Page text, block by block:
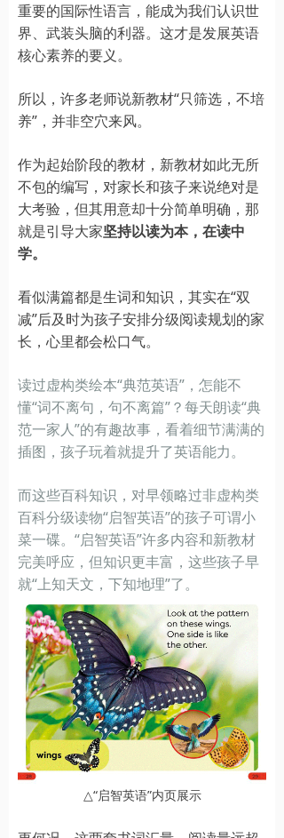
重要的国际性语言，能成为我们认识世
界、武装头脑的利器。这才是发展英语
核心素养的要义。
所以，许多老师说新教材“只筛选，不培
养”，并非空穴来风。
作为起始阶段的教材，新教材如此无所
不包的编写，对家长和孩子来说绝对是
大考验，但其用意却十分简单明确，那
就是引导大家坚持以读为本，在读中
学。
看似满篇都是生词和知识，其实在“双
减”后及时为孩子安排分级阅读规划的家
长，心里都会松口气。
读过虚构类绘本“典范英语”，怎能不
懂“词不离句，句不离篇”？每天朗读“典
范一家人”的有趣故事，看着细节满满的
插图，孩子玩着就提升了英语能力。
而这些百科知识，对早领略过非虚构类
百科分级读物“启智英语”的孩子可谓小
菜一碟。“启智英语”许多内容和新教材
完美呼应，但知识更丰富，这些孩子早
就“上知天文，下知地理”了。
△“启智英语”内页展示